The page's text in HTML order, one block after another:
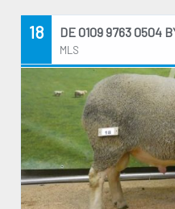
18 DE 0109 9763 0504
MLS